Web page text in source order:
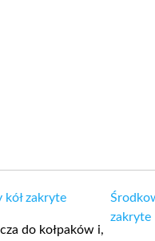
kół zakryte
do kołpaków i,
zakryte